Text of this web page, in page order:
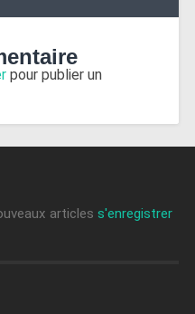
pour publier un
articles s'enregistrer